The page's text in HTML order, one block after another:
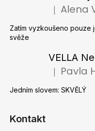
Hodnocení
Alena
Zatím vyzkoušeno pouze
svěže
Hodnocení
Pavla
Jedním slovem: SKVĚLÝ
Kontakt